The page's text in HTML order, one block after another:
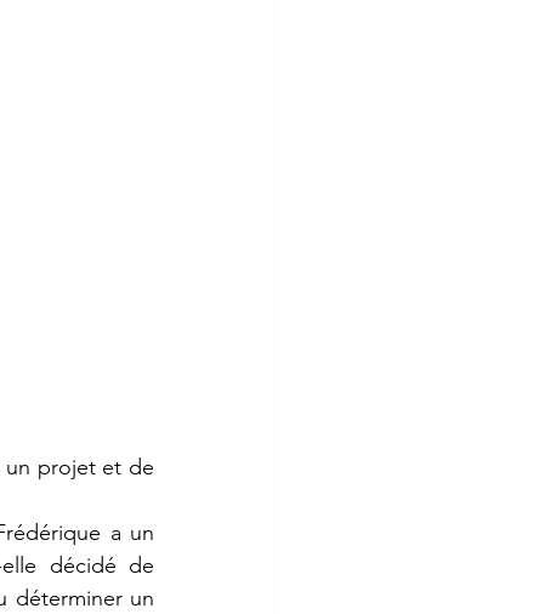
un projet et de
a un
décidé de
déterminer un